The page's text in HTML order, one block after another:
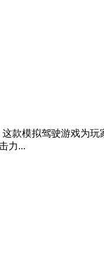
款模拟驾驶游戏为
力...